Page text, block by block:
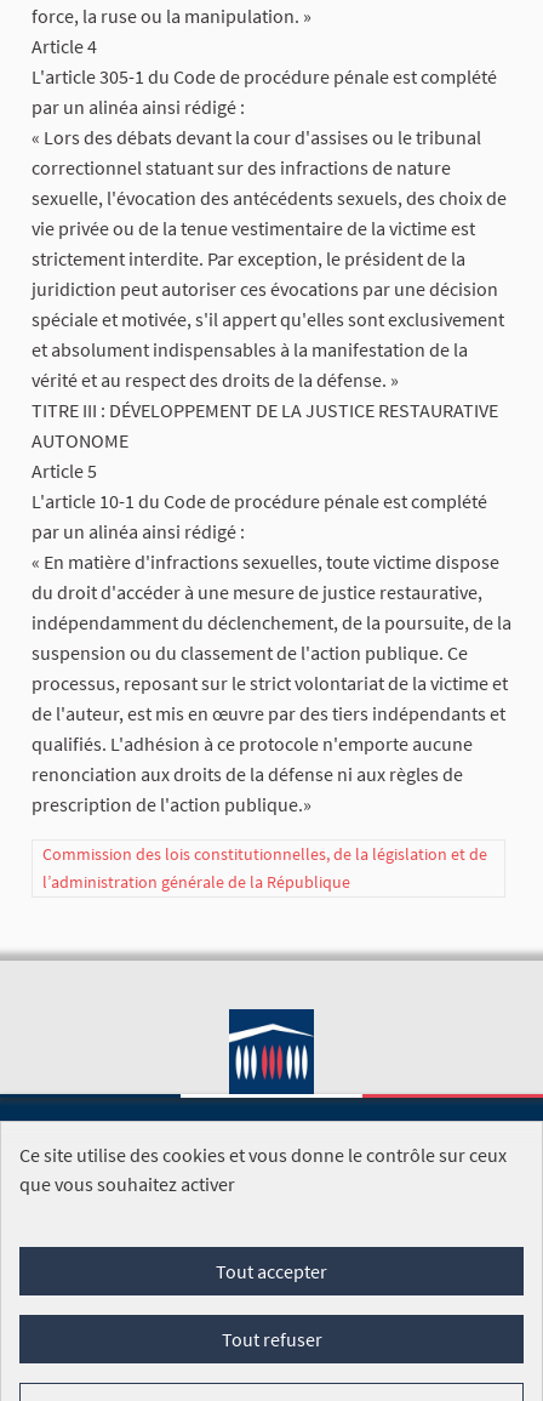
force, la ruse ou la manipulation. »
​Article 4
L'article 305-1 du Code de procédure pénale est complété
par un alinéa ainsi rédigé :
« Lors des débats devant la cour d'assises ou le tribunal
correctionnel statuant sur des infractions de nature
sexuelle, l'évocation des antécédents sexuels, des choix de
vie privée ou de la tenue vestimentaire de la victime est
strictement interdite. Par exception, le président de la
juridiction peut autoriser ces évocations par une décision
spéciale et motivée, s'il appert qu'elles sont exclusivement
et absolument indispensables à la manifestation de la
vérité et au respect des droits de la défense. »
​TITRE III : DÉVELOPPEMENT DE LA JUSTICE RESTAURATIVE
AUTONOME
​Article 5
L'article 10-1 du Code de procédure pénale est complété
par un alinéa ainsi rédigé :
« En matière d'infractions sexuelles, toute victime dispose
du droit d'accéder à une mesure de justice restaurative,
indépendamment du déclenchement, de la poursuite, de la
suspension ou du classement de l'action publique. Ce
processus, reposant sur le strict volontariat de la victime et
de l'auteur, est mis en œuvre par des tiers indépendants et
qualifiés. L'adhésion à ce protocole n'emporte aucune
renonciation aux droits de la défense ni aux règles de
prescription de l'action publique.»
Commission des lois constitutionnelles, de la législation et de
l’administration générale de la République
SITE DE L'ASSEMBLÉE NATIONALE
Foire aux questions
Conditions générales d'utilisation (CGU)
Mentions légales
Cookies
Ce site utilise des cookies et vous donne le contrôle sur ceux
que vous souhaitez activer
Tout accepter
Tout refuser